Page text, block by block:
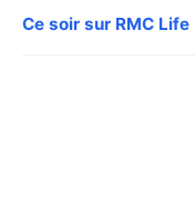
Ce soir sur RMC Life